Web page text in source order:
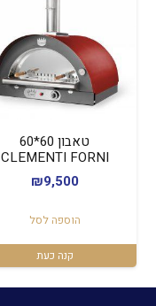
טאבון 60*60
CLEMENTI FORNI
₪9,500
הוספה לסל
קנה כעת